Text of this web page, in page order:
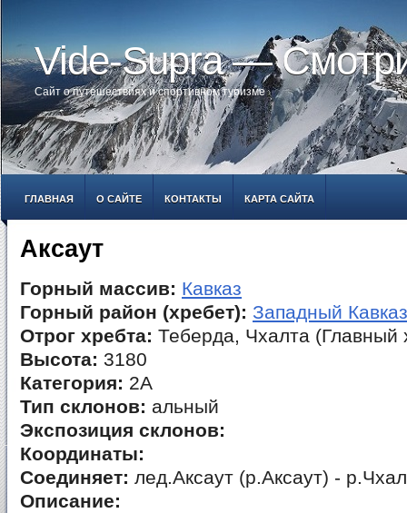
Vide-Supra —
Сайт о путешествиях и спортивном туризме
ГЛАВНАЯ О САЙТЕ КОНТАКТЫ КАРТА САЙТА
Аксаут
Горный массив: Кавказ
Горный район (хребет): Западный Кавказ
Отрог хребта: Теберда, Чхалта (Главный
Высота: 3180
Категория: 2А
Тип склонов: альный
Экспозиция склонов:
Координаты:
Соединяет: лед.Аксаут (р.Аксаут) -
Описание: